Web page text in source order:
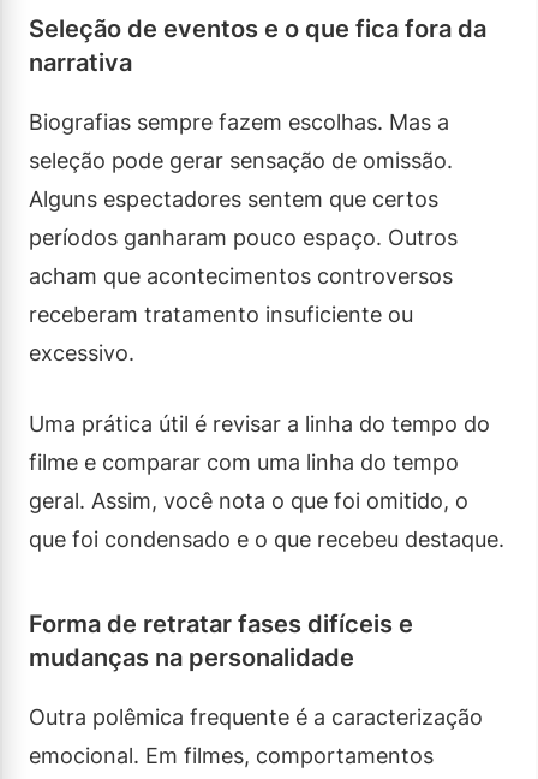
Seleção de eventos e o que fica fora da
narrativa
Biografias sempre fazem escolhas. Mas a
seleção pode gerar sensação de omissão.
Alguns espectadores sentem que certos
períodos ganharam pouco espaço. Outros
acham que acontecimentos controversos
receberam tratamento insuficiente ou
excessivo.
Uma prática útil é revisar a linha do tempo do
filme e comparar com uma linha do tempo
geral. Assim, você nota o que foi omitido, o
que foi condensado e o que recebeu destaque.
Forma de retratar fases difíceis e
mudanças na personalidade
Outra polêmica frequente é a caracterização
emocional. Em filmes, comportamentos